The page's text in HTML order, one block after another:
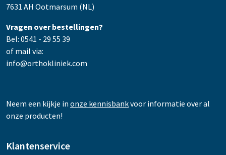
7631 AH Ootmarsum (NL)
Vragen over bestellingen?
Bel: 0541 - 29 55 39
of mail via:
info@orthokliniek.com
Neem een kijkje in onze kennisbankvoor informatie over al
onze producten!
Klantenservice